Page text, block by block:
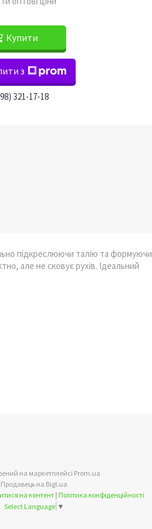
Купити
з
321-17-18
підкреслюючи талію та формуючи
але не сковує рухів. Ідеальний
на маркетплейсі Prom.ua
Продавець на Bigl.ua
на контент | Політика конфіденційності
Select Language ▼